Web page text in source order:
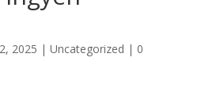
2025 | Uncategorized | 0